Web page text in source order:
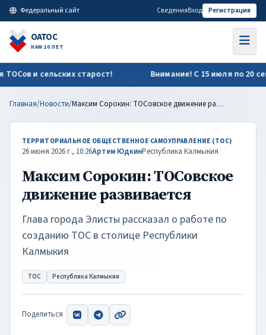
Максим Сорокин: ТОСовское движение развивается | ОАТОС
Федеральный сайт СведенияВход Регистрация
ОАТОС
НАМ 10 ЛЕТ
и сельских старост! Внимание! С 15 июля по 20
Главная/Новости/ Максим Сорокин: ТОСовское движение развивается
ТЕРРИТОРИАЛЬНОЕ ОБЩЕСТВЕННОЕ САМОУПРАВЛЕНИЕ (ТОС)
26 июня 2026 г., 10:26Артем ЮдкинРеспублика Калмыкия
Максим Сорокин: ТОСовское
движение развивается
Глава города Элисты рассказал о работе по
созданию ТОС в столице Республики
Калмыкия
ТОС Республика Калмыкия
Поделиться ВКонтакте
TelegramСкопировать ссылку